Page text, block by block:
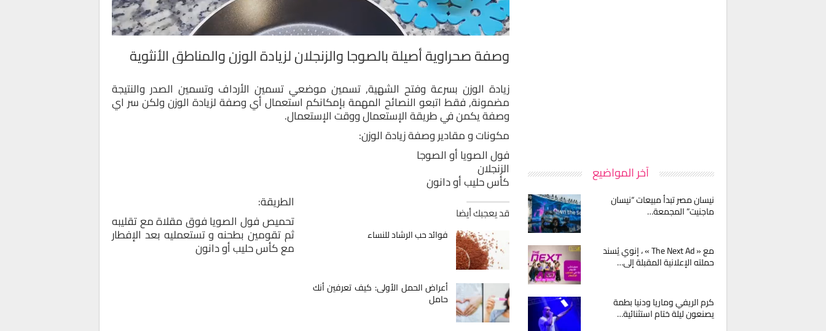
وصفة صحراوية أصيلة بالصوجا والزنجلان لزيادة الوزن والمناطق الأنثوية
زيادة الوزن بسرعة وفتح الشهية, تسمين موضعي تسمين الأرداف وتسمين الصدر والنتيجة
مضمونة, فقط اتبعو النصائح المهمة بإمكانكم استعمال أي وصفة لزيادة الوزن ولكن سر اي
وصفة يكمن في طريقة الإستعمال ووقت الإستعمال.
مكونات و مقادير وصفة زيادة الوزن:
فول الصويا أو الصوجا
الزنجلان
كأس حليب أو دانون
قد يعجبك أيضا
فوائد حب الرشاد للنساء
أعراض الحمل الأولى: كيف تعرفين أنك
حامل
الطريقة:
تحميص فول الصويا فوق مقلاة مع تقليبه
ثم تقومين بطحنه و تستعمليه بعد الإفطار
مع كأس حليب أو دانون
آخر المواضيع
نيسان مصر تبدأ مبيعات “نيسان
ماجنيت” المجمعة…
مع « The Next Ad » ، إنوي يُسند
حملته الإعلانية المقبلة إلى…
كرم الريفي وماريا ودنيا بطمة
يصنعون ليلة ختام استثنائية…